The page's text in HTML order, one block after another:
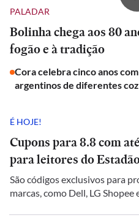
PALADAR
Bolinha chega aos 80
fogão e à tradição
Cora celebra cinco anos
argentinos de diferentes
É HOJE!
Cupons para 8.8 com
para leitores do
São códigos exclusivos para
marcas, como Dell, LG Shopee